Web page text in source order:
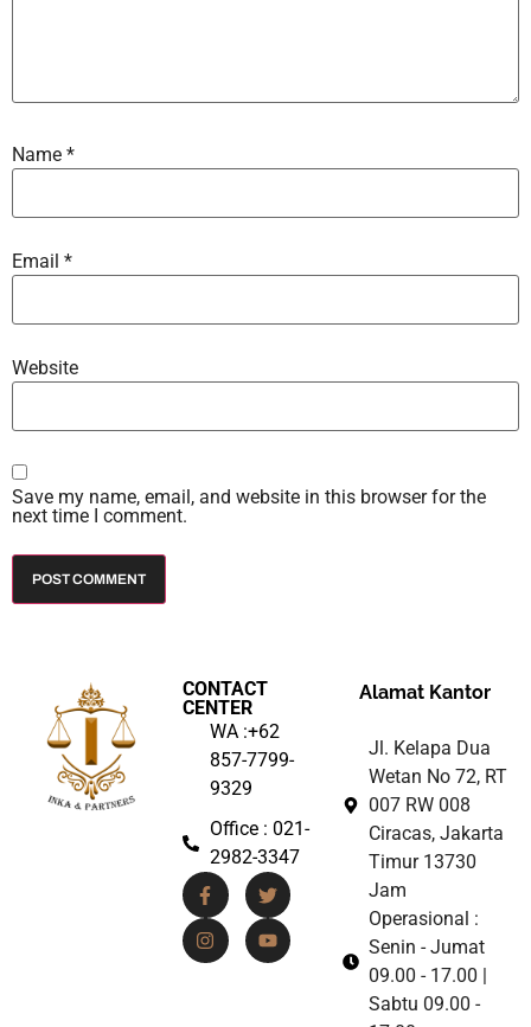
Name *
Email *
Website
Save my name, email, and website in this browser for the
next time I comment.
CONTACT
CENTER
WA :+62
857-7799-
9329
Office : 021-
2982-3347
Alamat Kantor
Jl. Kelapa Dua
Wetan No 72, RT
007 RW 008
Ciracas, Jakarta
Timur 13730
Jam
Operasional :
Senin - Jumat
09.00 - 17.00 |
Sabtu 09.00 -